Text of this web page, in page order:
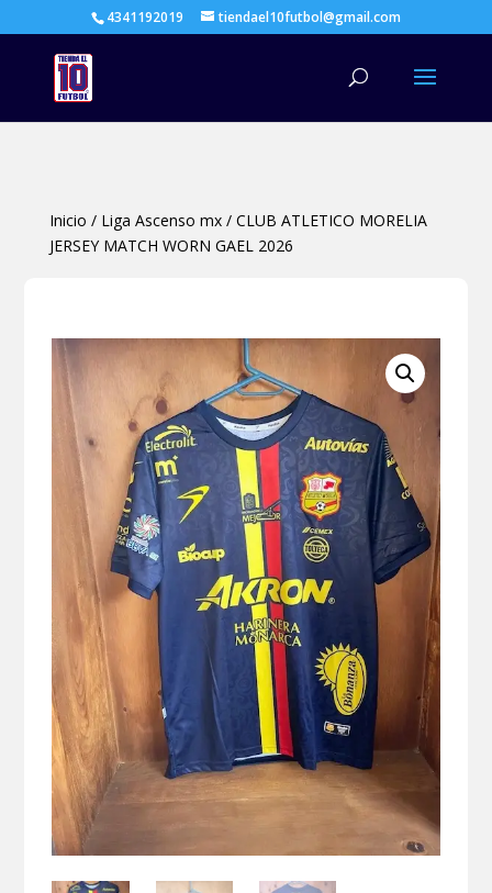
4341192019 tiendael10futbol@gmail.com
Inicio / Liga Ascenso mx/ CLUB ATLETICO MORELIA
JERSEY MATCH WORN GAEL 2026